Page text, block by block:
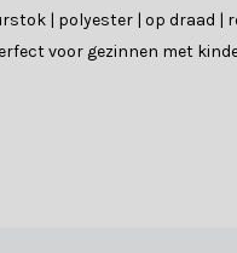
| polyester | op draad |
voor gezinnen met